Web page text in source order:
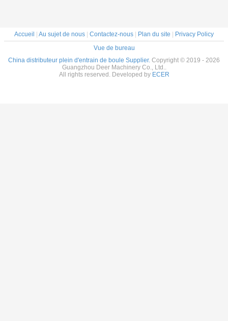
Accueil | Au sujet de nous | Contactez-nous | Plan du site | Privacy Policy
Vue de bureau
China distributeur plein d'entrain de boule Supplier. Copyright © 2019 - 2026
Guangzhou Deer Machinery Co., Ltd..
All rights reserved. Developed by ECER